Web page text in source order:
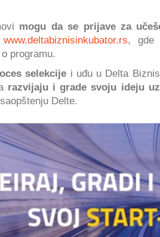
mogu da se prijave za
www.deltabiznisinkubator.rs, gde
programu.
selekcije i uđu u Delta
razvijaju i grade svoju ideju
Delte.